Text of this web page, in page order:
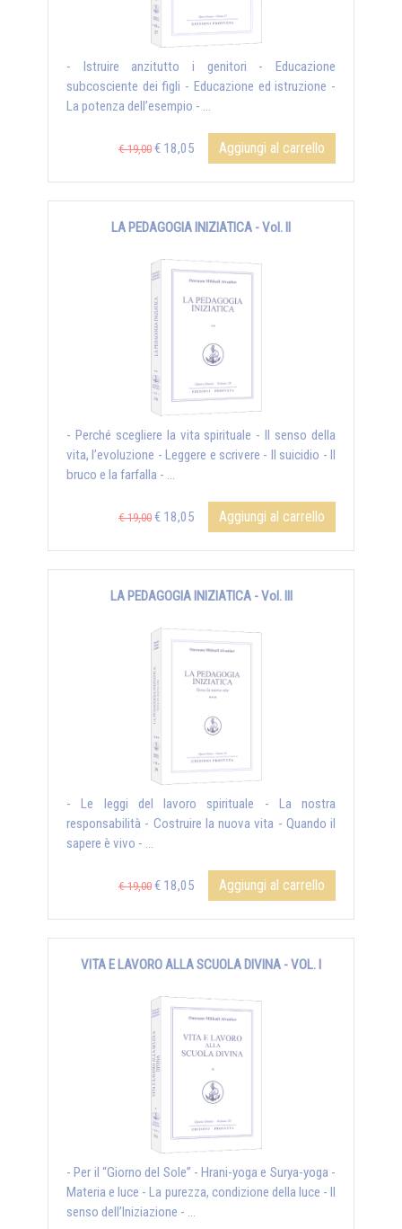
- Istruire anzitutto i genitori - Educazione
subcosciente dei figli - Educazione ed istruzione -
La potenza dell’esempio - ...
€ 19,00 € 18,05 Aggiungi al carrello
LA PEDAGOGIA INIZIATICA - Vol. II
- Perché scegliere la vita spirituale - Il senso della
vita, l’evoluzione - Leggere e scrivere - Il suicidio - Il
bruco e la farfalla - ...
€ 19,00 € 18,05 Aggiungi al carrello
LA PEDAGOGIA INIZIATICA - Vol. III
- Le leggi del lavoro spirituale - La nostra
responsabilità - Costruire la nuova vita - Quando il
sapere è vivo - ...
€ 19,00 € 18,05 Aggiungi al carrello
VITA E LAVORO ALLA SCUOLA DIVINA - VOL. I
- Per il “Giorno del Sole” - Hrani-yoga e Surya-yoga -
Materia e luce - La purezza, condizione della luce - Il
senso dell’Iniziazione - ...